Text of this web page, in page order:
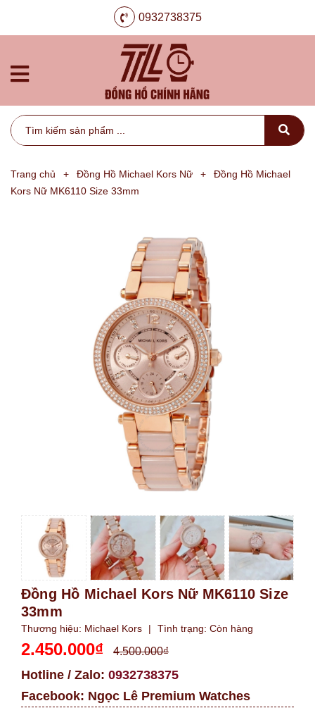
0932738375
Trang chủ + Đồng Hồ Michael Kors Nữ +
Đồng Hồ Michael
Kors Nữ MK6110 Size 33mm
Đồng Hồ Michael Kors Nữ MK6110 Size
33mm
Thương hiệu: Michael Kors | Tình trạng: Còn hàng
2.450.000₫ 4.500.000₫
Hotline / Zalo: 0932738375
Facebook: Ngọc Lê Premium Watches